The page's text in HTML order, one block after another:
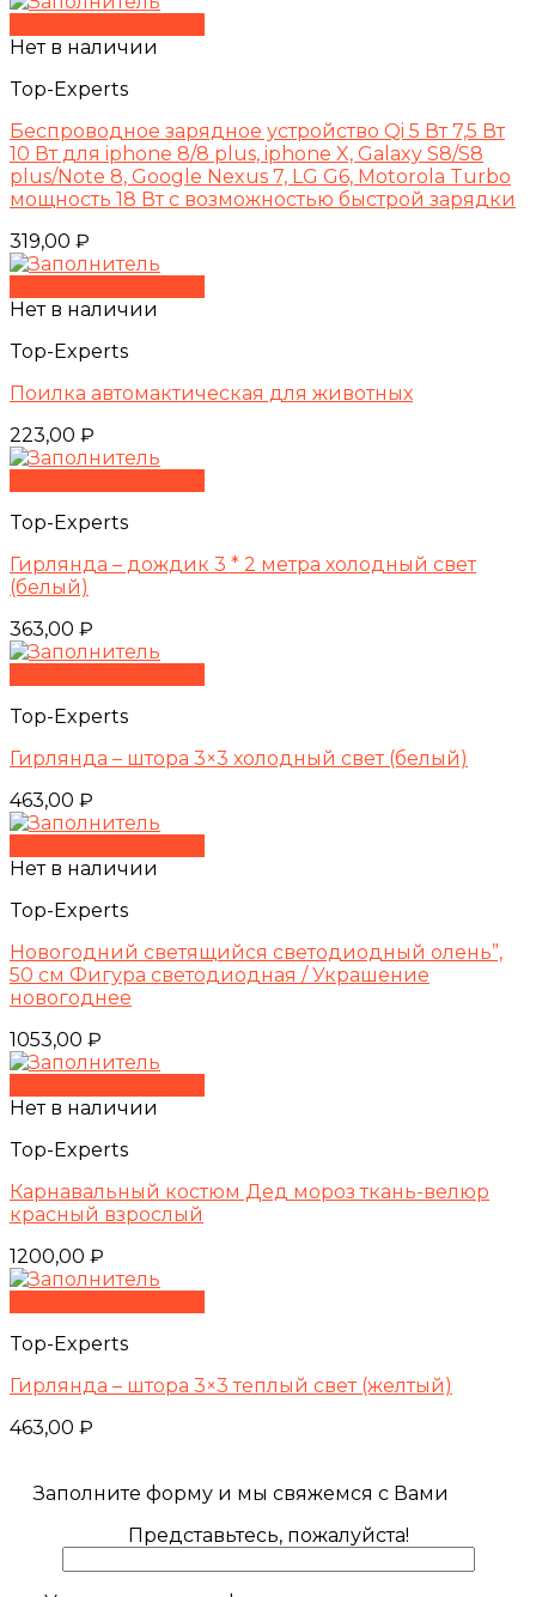
Нет в наличии
Top-Experts
Беспроводное зарядное устройство Qi 5 Вт 7,5 Вт
10 Вт для iphone 8/8 plus, iphone X, Galaxy S8/S8
plus/Note 8, Google Nexus 7, LG G6, Motorola Turbo
мощность 18 Вт с возможностью быстрой зарядки
319,00 ₽
Нет в наличии
Top-Experts
Поилка автомактическая для животных
223,00 ₽
Top-Experts
Гирлянда – дождик 3 * 2 метра холодный свет
(белый)
363,00 ₽
Top-Experts
Гирлянда – штора 3×3 холодный свет (белый)
463,00 ₽
Нет в наличии
Top-Experts
Новогодний светящийся светодиодный олень”,
50 см Фигура светодиодная / Украшение
новогоднее
1053,00 ₽
Нет в наличии
Top-Experts
Карнавальный костюм Дед мороз ткань-велюр
красный взрослый
1200,00 ₽
Top-Experts
Гирлянда – штора 3×3 теплый свет (желтый)
463,00 ₽
Заполните форму и мы свяжемся с Вами
Представьтесь, пожалуйста!